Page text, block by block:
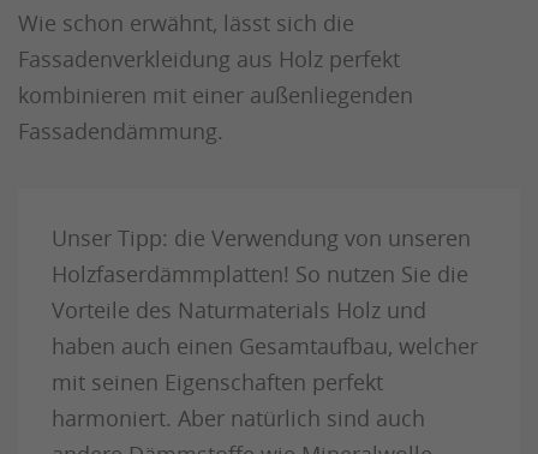
Wie schon erwähnt, lässt sich die
Fassadenverkleidung aus Holz perfekt
kombinieren mit einer außenliegenden
Fassadendämmung.
Unser Tipp: die Verwendung von unseren
Holzfaserdämmplatten! So nutzen Sie die
Vorteile des Naturmaterials Holz und
haben auch einen Gesamtaufbau, welcher
mit seinen Eigenschaften perfekt
harmoniert. Aber natürlich sind auch